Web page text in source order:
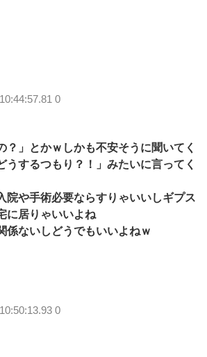
0
？」とかｗしかも不安そうに聞いてく
うするつもり？！」みたいに言ってく
院や手術必要ならすりゃいいしギプス
に居りゃいいよね
係ないしどうでもいいよねｗ
0